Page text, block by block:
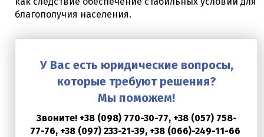
благополучия населения.
У Вас есть юридические вопросы,
которые требуют решения?
Мы поможем!
Звоните! +38 (098) 770-30-77, +38 (057) 758-
77-76, +38 (097) 233-21-39, +38 (066)-249-11-66